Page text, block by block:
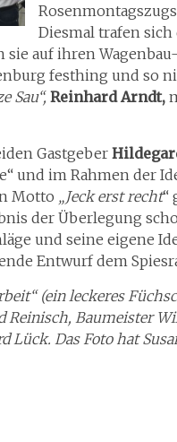
Diesmal trafen
sie auf ihren
festhing und so
Sau“,Reinhard Arndt,
Gastgeber
und im Rahmen der
Motto „Jeck erst recht“
der Überlegung
und seine eigene
Entwurf dem
(ein leckeres
Reinisch, Baumeister
Lück. Das Foto hat